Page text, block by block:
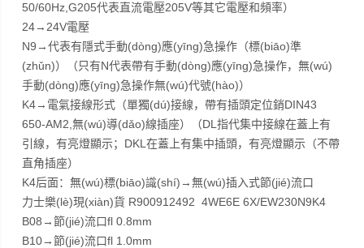
50/60Hz,G205代表直流電壓205V等其它電壓和頻率）
24→24V電壓
N9→代表有隱式手動(dòng)應(yīng)急操作（標(biāo)準
(zhǔn)）（只有N代表帶有手動(dòng)應(yīng)急操作，無(wú)
手動(dòng)應(yīng)急操作無(wú)代號(hào)）
K4→電氣接線形式（單獨(dú)接線，帶有插頭定位銷DIN43
650-AM2,無(wú)導(dǎo)線插座）（DL指代集中接線在蓋上有
引線，有亮燈顯示；DKL在蓋上有集中插頭，有亮燈顯示（不帶
直角插座）
K4后面：無(wú)標(biāo)識(shí)→無(wú)插入式節(jié)流口
力士樂(lè)現(xiàn)貨 R900912492 4WE6E 6X/EW230N9K4
B08→節(jié)流口fl 0.8mm
B10→節(jié)流口fl 1.0mm